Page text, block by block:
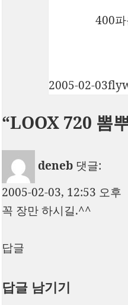
400
작
일
2005-02-03글
이
“LOOX 720 뽐
deneb 댓글:
2005-02-03, 12:53 오후
꼭 장만 하시길.^^
답글
답글 남기기